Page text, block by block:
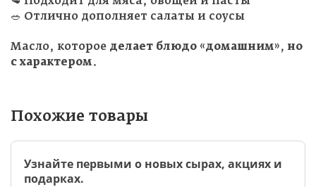
🥗 Отлично дополняет салаты и соусы
Масло, которое делает блюдо «домашним», но
с характером .
Похожие товары
Узнайте первыми о новых сырах, акциях и
подарках.